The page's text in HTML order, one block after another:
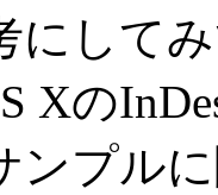
にして
Xの
ンプル